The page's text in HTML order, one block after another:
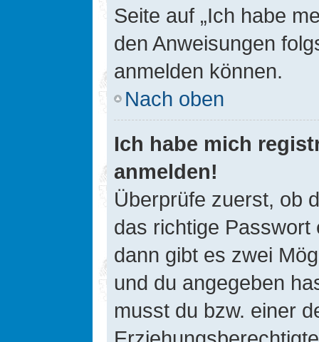
Seite auf „Ich habe
den Anweisungen
anmelden können.
Nach oben
Ich habe mich
anmelden!
Überprüfe zuerst, ob
das richtige Passwort
dann gibt es zwei
und du angegeben
musst du bzw. einer